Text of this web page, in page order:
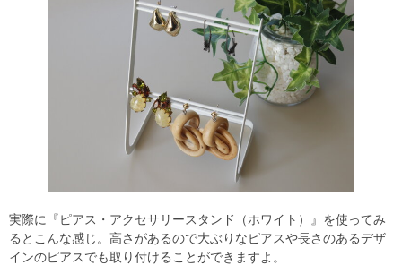
実際に『ピアス・アクセサリースタンド（ホワイト）』を使ってみ
るとこんな感じ。高さがあるので大ぶりなピアスや長さのあるデザ
インのピアスでも取り付けることができますよ。